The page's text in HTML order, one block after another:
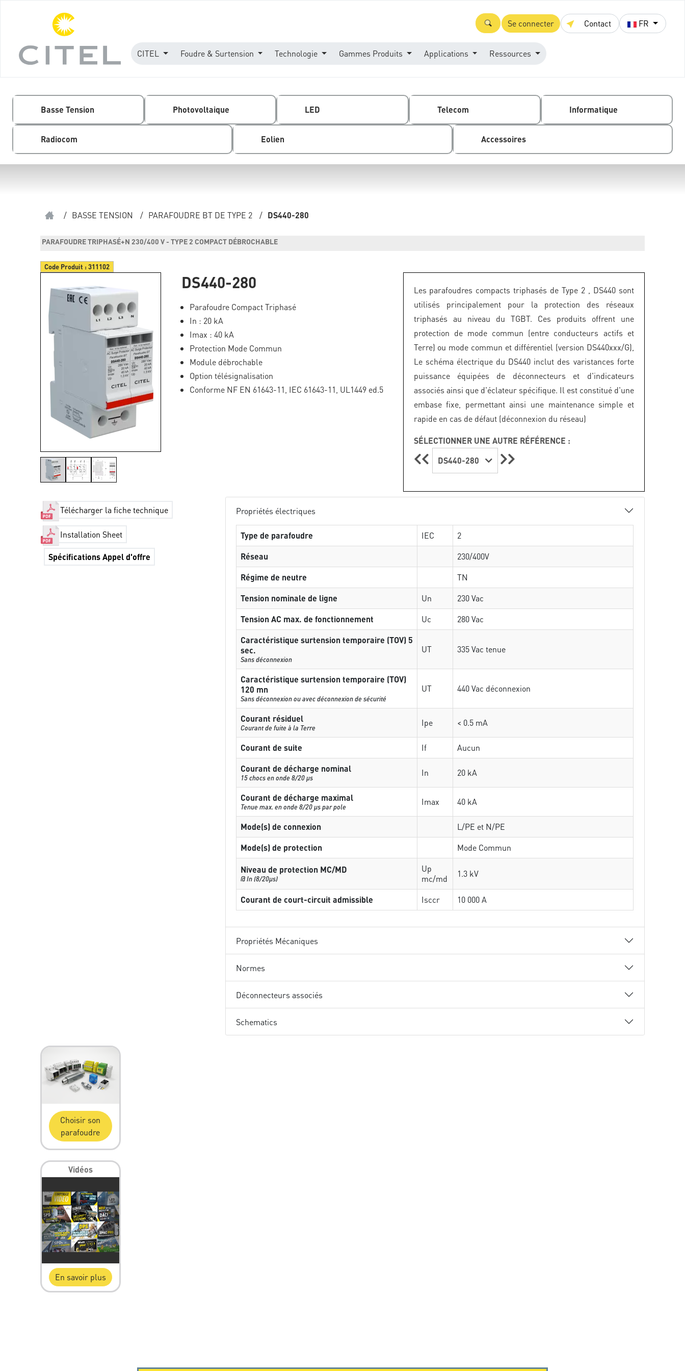
Se connecter Contact FR
CITEL Foudre & Surtension Technologie Gammes Produits Applications Ressources
Basse Tension Photovoltaique LED Telecom Informatique
Radiocom Eolien Accessoires
/ BASSE TENSION / PARAFOUDRE BT DE TYPE 2 / DS440-280
PARAFOUDRE TRIPHASÉ+N 230/400 V - TYPE 2 COMPACT DÉBROCHABLE
Code Produit :311102
DS440-280
Parafoudre Compact Triphasé
In : 20 kA
Imax : 40 kA
Protection Mode Commun
Module débrochable
Option télésignalisation
Conforme NF EN 61643-11, IEC 61643-11, UL1449 ed.5
Les parafoudres compacts triphasés de Type 2 , DS440 sont
utilisés principalement pour la protection des réseaux
triphasés au niveau du TGBT. Ces produits offrent une
protection de mode commun (entre conducteurs actifs et
Terre) ou mode commun et différentiel (version DS440xxx/G),
Le schéma électrique du DS440 inclut des varistances forte
puissance équipées de déconnecteurs et d'indicateurs
associés ainsi que d'éclateur spécifique. Il est constitué d'une
embase fixe, permettant ainsi une maintenance simple et
rapide en cas de défaut (déconnexion du réseau)
SÉLECTIONNER UNE AUTRE RÉFÉRENCE :
DS440-280
Télécharger la fiche technique
Installation Sheet
Spécifications Appel d'offre
Propriétés électriques
Type de parafoudre IEC
2
Réseau
230/400V
Régime de neutre
TN
Tension nominale de ligne
Un
230 Vac
Tension AC max. de fonctionnement
Uc
280 Vac
Caractéristique surtension temporaire (TOV) 5
sec.
Sans déconnexion
UT 335 Vac tenue
Caractéristique surtension temporaire (TOV)
120 mn
Sans déconnexion ou avec déconnexion de sécurité
UT 440 Vac déconnexion
Courant résiduel
Courant de fuite à la Terre Ipe < 0.5 mA
Courant de suite If
Aucun
Courant de décharge nominal
15 chocs en onde 8/20 µs In 20 kA
Courant de décharge maximal
Tenue max. en onde 8/20 µs par pole Imax 40 kA
Mode(s) de connexion
L/PE et N/PE
Mode(s) de protection
Mode Commun
Niveau de protection MC/MD
@ In (8/20µs)
Up
mc/md
1.3 kV
Courant de court-circuit admissible Isccr 10 000 A
Propriétés Mécaniques
Normes
Déconnecteurs associés
Schematics
Choisir son
parafoudre
Vidéos
En savoir plus